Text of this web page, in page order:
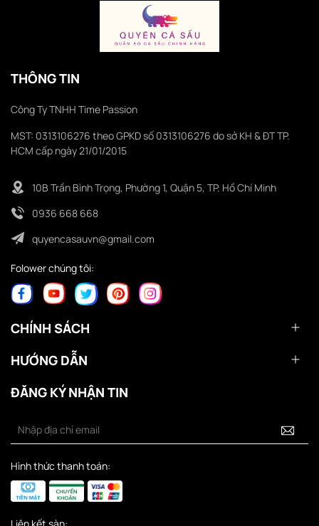
THÔNG TIN
Công Ty TNHH Time Passion
MST: 0313106276 theo GPKD số 0313106276 do sở KH & ĐT TP.
HCM cấp ngày 21/01/2015
10B Trần Bình Trọng, Phường 1, Quận 5, TP. Hồ Chí Minh
0936 668 668
quyencasauvn@gmail.com
Folower chúng tôi:
CHÍNH SÁCH
HƯỚNG DẪN
ĐĂNG KÝ NHẬN TIN
Hình thức thanh toán: